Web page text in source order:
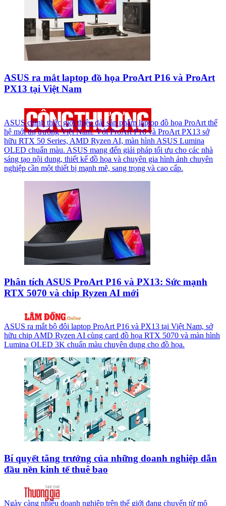
ASUS ra mắt laptop đồ họa ProArt P16 và ProArt
PX13 tại Việt Nam
ASUS chính thức giới thiệu dải sản phẩm laptop đồ họa ProArt thế
hệ mới thị trường Việt Nam. Với ProArt P16 và ProArt PX13 sở
hữu RTX 50 Series, AMD Ryzen AI, màn hình ASUS Lumina
OLED chuẩn màu. ASUS mang đến giải pháp tối ưu cho các nhà
sáng tạo nội dung, thiết kế đồ họa và chuyên gia hình ảnh chuyên
nghiệp cần một thiết bị mạnh mẽ, sang trọng và cao cấp.
Phân tích ASUS ProArt P16 và PX13: Sức mạnh
RTX 5070 và chip Ryzen AI mới
ASUS ra mắt bộ đôi laptop ProArt P16 và PX13 tại Việt Nam, sở
hữu chip AMD Ryzen AI cùng card đồ họa RTX 5070 và màn hình
Lumina OLED 3K chuẩn màu chuyên dụng cho đồ họa.
Bí quyết tăng trưởng của những doanh nghiệp dẫn
đầu nền kinh tế thuê bao
Ngày càng nhiều doanh nghiệp trên thế giới đang chuyển từ mô